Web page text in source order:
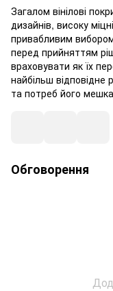
Загалом вінілові
дизайнів, високу
привабливим
перед прийняттям
враховувати як їх
найбільш
та потреб його
Обговорення